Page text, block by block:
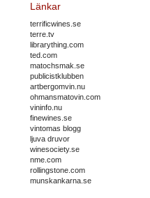
Länkar
terrificwines.se
terre.tv
librarything.com
ted.com
matochsmak.se
publicistklubben
artbergomvin.nu
ohmansmatovin.com
vininfo.nu
finewines.se
vintomas blogg
ljuva druvor
winesociety.se
nme.com
rollingstone.com
munskankarna.se